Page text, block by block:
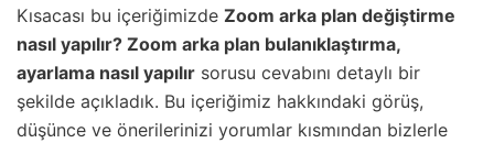
Kısacası bu içeriğimizde Zoom arka plan değiştirme
nasıl yapılır? Zoom arka plan bulanıklaştırma,
ayarlama nasıl yapılır sorusu cevabını detaylı bir
şekilde açıkladık. Bu içeriğimiz hakkındaki görüş,
düşünce ve önerilerinizi yorumlar kısmından bizlerle